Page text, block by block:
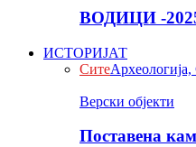
ВОДИЦИ -
ИСТОРИЈАТ
Сите
Верски објекти
Поставена